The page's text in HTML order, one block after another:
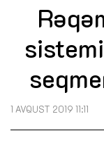
1 AVQUST 2019 11:11